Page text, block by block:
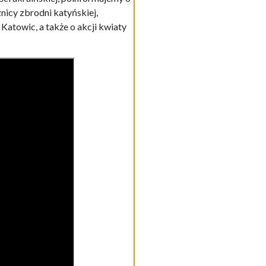
zbrodni katyńskiej,
a także o akcji kwiaty